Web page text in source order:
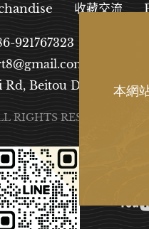
本網
收藏交流
921767323
Rd, Beitou District,
RIGHTS RESERVED.